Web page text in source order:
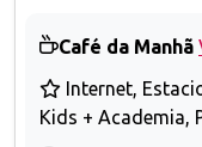
Café da Manhã
Internet,
Kids + Academia,